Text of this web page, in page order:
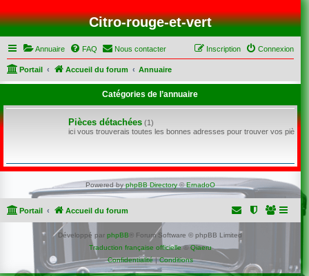
Citro-rouge-et-vert
Annuaire FAQ Nous contacter Connexion
Inscription
Portail Accueil du forum Annuaire
Catégories de l’annuaire
Pièces détachées (1)
ici vous trouverais toutes les bonnes adresses pour trouver vos
Powered by phpBB Directory©ErnadoO
Portail Accueil du forum
Développé parphpBB ® Forum Software © phpBB Limited
Traduction française officielle©Qiaeru
Confidentialité|Conditions